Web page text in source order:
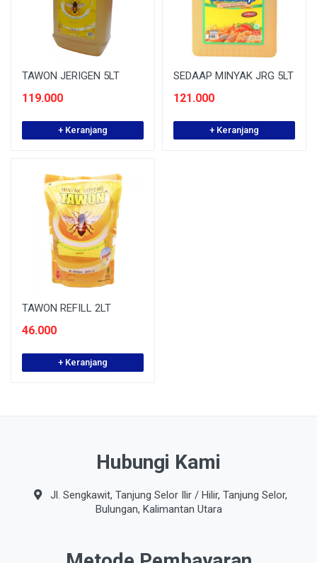
TAWON JERIGEN 5LT
119.000
+ Keranjang
SEDAAP MINYAK JRG 5LT
121.000
+ Keranjang
TAWON REFILL 2LT
46.000
+ Keranjang
Hubungi Kami
Jl. Sengkawit, Tanjung Selor Ilir / Hilir, Tanjung Selor,
Bulungan, Kalimantan Utara